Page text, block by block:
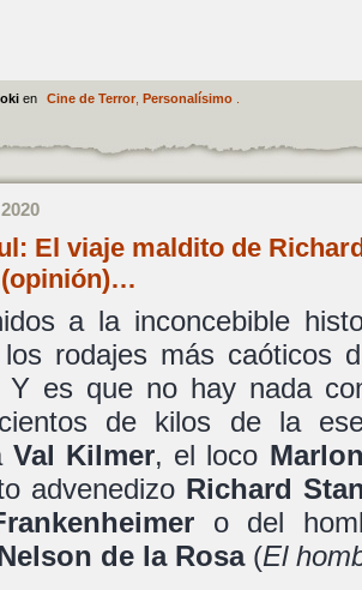
en Cine de Terror, Personalísimo.
El viaje maldito de
(opinión)…
a la inconcebible
rodajes más caóticos
Y es que no hay nada
de kilos de la
Val Kilmer, el loco
advenedizo Richard
o del
de la Rosa(El